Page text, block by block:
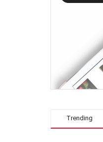
Trending